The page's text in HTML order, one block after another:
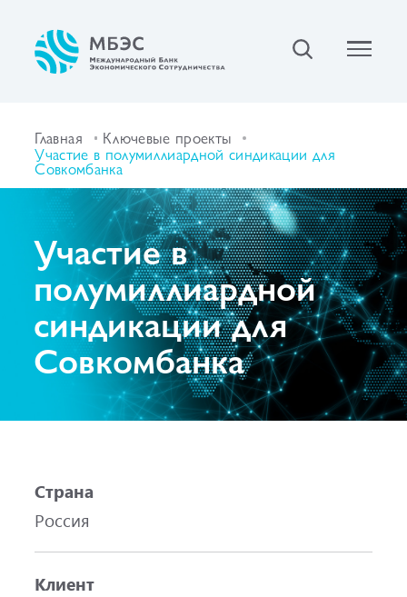
Главная Ключевые проекты
Участие в полумиллиардной синдикации для
Совкомбанка
Участие в
полумиллиардной
синдикации для
Совкомбанка
Страна
Россия
Клиент